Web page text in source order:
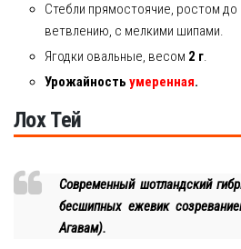
Стебли прямостоячие, ростом до
ветвлению, с мелкими шипами.
Ягодки овальные, весом 2 г.
Урожайность умеренная.
Лох Тей
Современный шотландский
бесшипных ежевик
Агавам).